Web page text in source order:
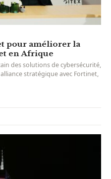
pour améliorer la
en Afrique
des solutions de cybersécurité,
stratégique avec Fortinet,